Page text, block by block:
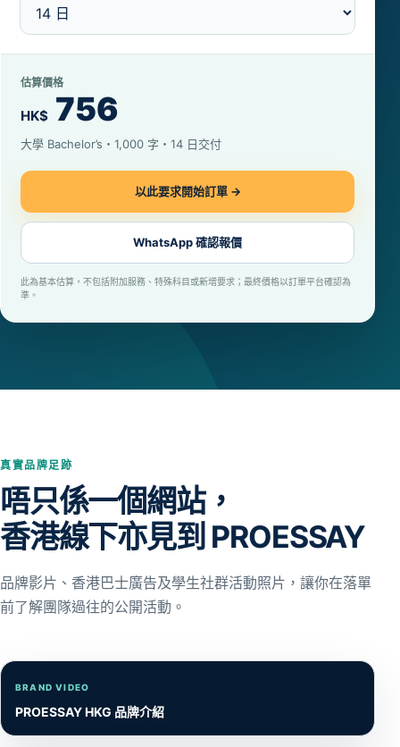
估算價格
HK$ 756
大學 Bachelor’s・1,000 字・14 日交付
以此要求開始訂單 →
WhatsApp 確認報價
此為基本估算，不包括附加服務、特殊科目或新增要求；最終價格以訂單平台確認為
準。
真實品牌足跡
唔只係一個網站，
香港線下亦見到 PROESSAY
品牌影片、香港巴士廣告及學生社群活動照片，讓你在落單
前了解團隊過往的公開活動。
BRAND VIDEO
PROESSAY HKG 品牌介紹